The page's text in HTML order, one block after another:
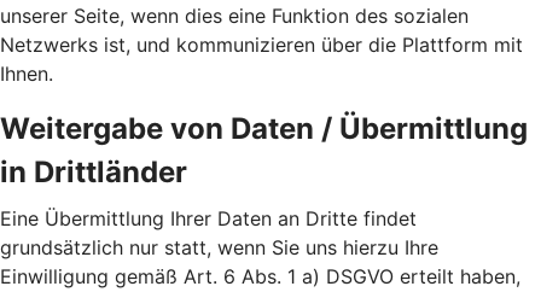
unserer Seite, wenn dies eine Funktion des sozialen
Netzwerks ist, und kommunizieren über die Plattform mit
Ihnen.
Weitergabe von Daten / Übermittlung
in Drittländer
Eine Übermittlung Ihrer Daten an Dritte findet
grundsätzlich nur statt, wenn Sie uns hierzu Ihre
Einwilligung gemäß Art. 6 Abs. 1 a) DSGVO erteilt haben,